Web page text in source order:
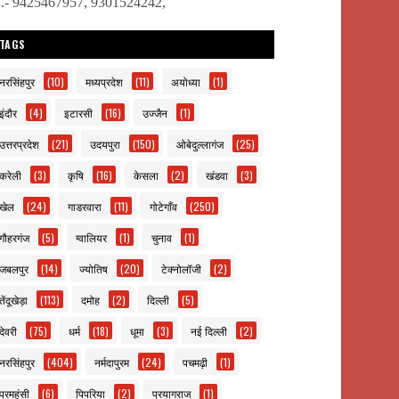
(10) मध्यप्रदेश (11) अयोध्या (1)
(4) इटारसी (16) उज्जैन (1)
(21) उदयपुरा (150) ओबेदुल्लागंज (25)
(3) कृषि (16) केसला (2) खंडवा (3)
(24) गाडरवारा (11) गोटेगाँव (250)
(5) ग्वालियर (1) चुनाव (1)
(14) ज्योतिष (20) टेक्नोलॉजी (2)
(113) दमोह (2) दिल्ली (5)
(75) धर्म (18) धूमा (3) नई दिल्ली (2)
(404) नर्मदापुरम (24) पचमढ़ी (1)
(6) पिपरिया (2) प्रयागराज (1)